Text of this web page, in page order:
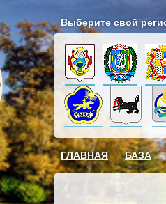
Выберите свой
ГЛАВНАЯ БАЗА